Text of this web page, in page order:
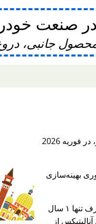
در صنعت
جانبی،
، یک پلتفرم بین‌المللی برای ترویج اسکوترهای برقی و ماشین‌های میکرو، در فوریه 2026
بهینه‌سازی
این پروژه به عنوان دمو موفق بود: ظرف تنها ۱ سال
از
♥ Marish